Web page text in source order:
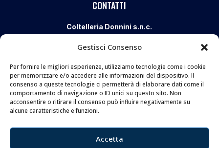
Gestisci Consenso
Per fornire le migliori esperienze, utilizziamo tecnologie come i cookie
per memorizzare e/o accedere alle informazioni del dispositivo. Il
consenso a queste tecnologie ci permetterà di elaborare dati come il
comportamento di navigazione o ID unici su questo sito. Non
acconsentire o ritirare il consenso può influire negativamente su
alcune caratteristiche e funzioni.
Accetta
CONTATTI
Coltelleria Donnini s.n.c.
Telefono e WhatsApp:055 661 438
Email: info@donninicoltelleria.it
FOLLOW